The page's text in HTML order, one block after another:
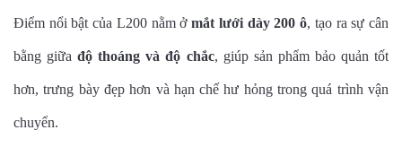
Điểm nổi bật của L200 nằm ởmắt lưới dày 200 ô, tạo ra sự cân
bằng giữađộ thoáng và độ chắc, giúp sản phẩm bảo quản tốt
hơn, trưng bày đẹp hơn và hạn chế hư hỏng trong quá trình vận
chuyển.